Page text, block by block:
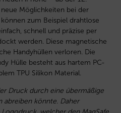
Möglichkeiten bei der
zum Beispiel drahtlose
schnell und präzise per
werden. Diese magnetische
Handyhüllen verloren. Die
Hülle besteht aus hartem PC-
TPU Silikon Material.
Druck durch eine übermäßige
abreiben könnte. Daher